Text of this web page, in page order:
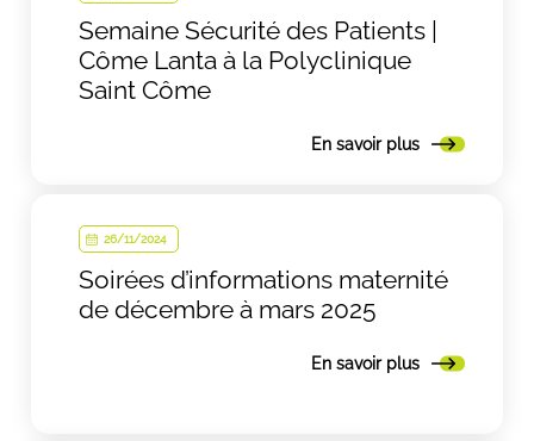
Semaine Sécurité des Patients |
Côme Lanta à la Polyclinique
Saint Côme
En savoir plus
26/11/2024
Soirées d’informations maternité
de décembre à mars 2025
En savoir plus